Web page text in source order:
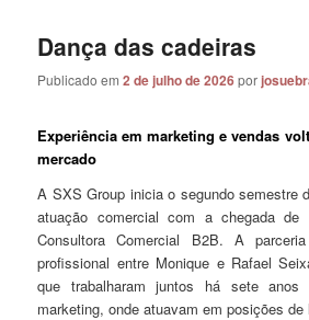
Dança das cadeiras
Publicado em2 de julho de 2026por
Experiência em marketing e vendas
mercado
A SXS Group inicia o segundo semestre
atuação comercial com a chegada de
Consultora Comercial B2B. A
profissional entre Monique e Rafael
que trabalharam juntos há sete
marketing, onde atuavam em posições de